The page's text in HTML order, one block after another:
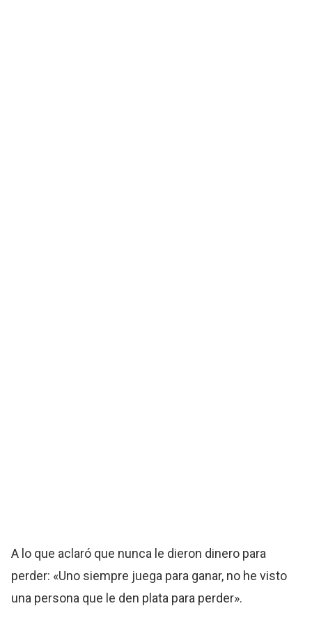
A lo que aclaró que nunca le dieron dinero para
perder: «Uno siempre juega para ganar, no he visto
una persona que le den plata para perder».